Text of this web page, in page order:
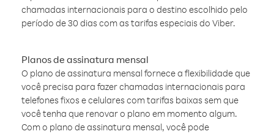
chamadas internacionais para o destino escolhido pelo
período de 30 dias com as tarifas especiais do Viber.
Planos de assinatura mensal
O plano de assinatura mensal fornece a flexibilidade que
você precisa para fazer chamadas internacionais para
telefones fixos e celulares com tarifas baixas sem que
você tenha que renovar o plano em momento algum.
Com o plano de assinatura mensal, você pode